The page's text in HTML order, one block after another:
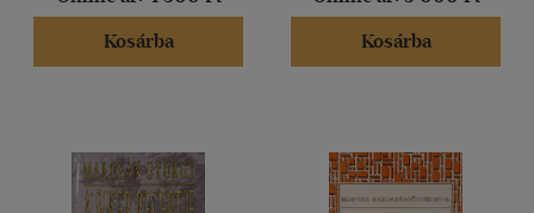
Kosárba
Kosárba